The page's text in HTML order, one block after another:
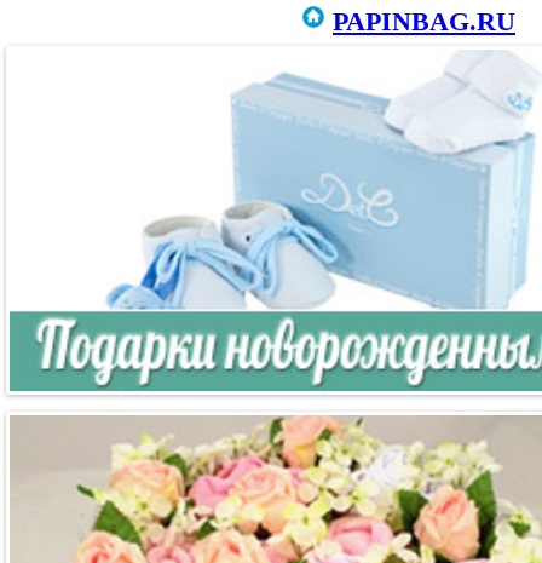
PAPINBAG.RU